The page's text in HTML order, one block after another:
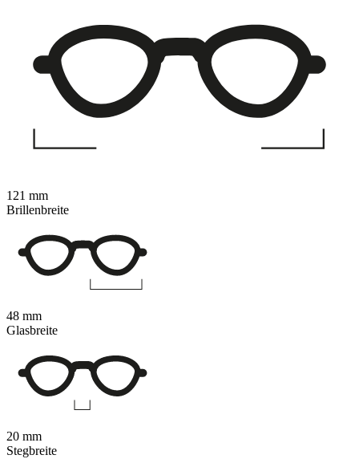
121 mm
Brillenbreite
48 mm
Glasbreite
20 mm
Stegbreite